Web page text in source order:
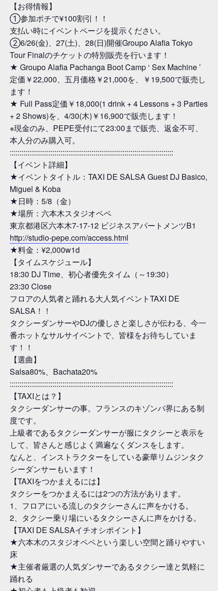
【お得情報】
①参加ポチで¥100割引！！
支払い時にイベントページを提示ください。
②6/26(金)、27(土)、28(日)開催Groupo Alafia Tokyo
Tour Finalのチケットの特別販売を行います！
★ Groupo Alafia Pachanga Boot Camp ‘ Sex Machine ’
定価￥22,000、五月価格￥21,000を、￥19,500で販売し
ます！
★ Full Pass定価￥18,000(1 drink + 4 Lessons + 3 Parties
+ 2 Shows)を、4/30(木)￥16,900で販売します！
※現金のみ、PEPE受付にて23:00まで販売、返金不可、
本人分のみ購入可。
::::::::::::::::::::::::::::::::::::::::::::::::::::::::::::::::::::::::::::::::::::
【イベント詳細】
★イベントタイトル：TAXI DE SALSA Guest DJ Basico,
Miguel & Koba
★日時：5/8（金）
★場所：六本木スタジオペペ
東京都港区六本木7-17-12 ビジネスアパートメンツB1
http://studio-pepe.com/access.html
★料金：¥2,000w1d
【タイムスケジュール】
18:30 DJ Time、初心者優先タイム（～19:30）
23:30 Close
フロアの人気者と踊れる大人気イベントTAXI DE
SALSA！！
タクシーダンサーやDJの優しさと楽しさが伝わる、今一
番ホットなサルサイベントで、皆様をお待ちしていま
す！！
【選曲】
Salsa80%、Bachata20%
::::::::::::::::::::::::::::::::::::::::::::::::::::::::::::::::::::::::::::::::::::
【TAXIとは？】
タクシーダンサーの事。フランスのキゾンバ界にある制
度です。
上級者であるタクシーダンサーが服にタクシーと表示を
して、皆さんと感じよく満遍なくダンスをします。
なんと、インストラクターをしている豪華リムジンタク
シーダンサーもいます！
【TAXIをつかまえるには】
タクシーをつかまえるには2つの方法があります。
1、フロアにいる流しのタクシーさんに声をかける。
2、タクシー乗り場にいるタクシーさんに声をかける。
【TAXI DE SALSAイチオシポイント】
★六本木のスタジオペペという楽しい空間と踊りやすい
床
★主催者厳選の人気ダンサーであるタクシー達と気軽に
踊れる